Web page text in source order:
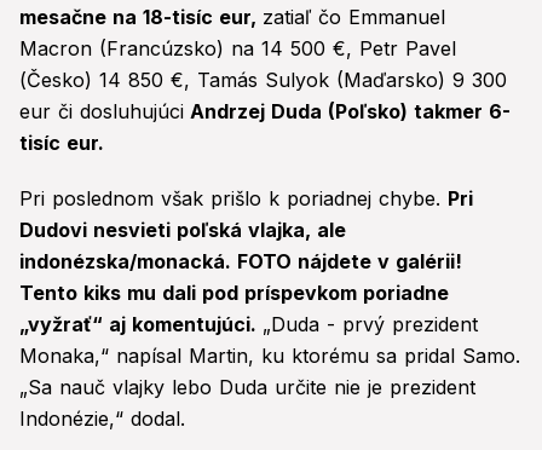
mesačne na 18-tisíc eur, zatiaľ čo Emmanuel
Macron (Francúzsko) na 14 500 €, Petr Pavel
(Česko) 14 850 €, Tamás Sulyok (Maďarsko) 9 300
eur či dosluhujúci Andrzej Duda (Poľsko) takmer 6-
tisíc eur.
Pri poslednom však prišlo k poriadnej chybe. Pri
Dudovi nesvieti poľská vlajka, ale
indonézska/monacká. FOTO nájdete v galérii!
Tento kiks mu dali pod príspevkom poriadne
„vyžrať“ aj komentujúci. „Duda - prvý prezident
Monaka,“ napísal Martin, ku ktorému sa pridal Samo.
„Sa nauč vlajky lebo Duda určite nie je prezident
Indonézie,“ dodal.